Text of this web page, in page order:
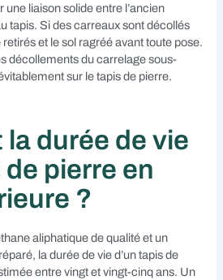
liaison solide entre l’ancien
tapis. Si des carreaux sont décollés
et le sol ragréé avant toute pose.
décollements du carrelage sous-
sur le tapis de pierre.
la durée de vie
de pierre en
?
aliphatique de qualité et un
la durée de vie d’un tapis de
entre vingt et vingt-cinq ans. Un